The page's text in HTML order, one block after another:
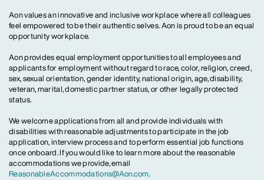
Aon values an innovative and inclusive workplace where all colleagues
feel empowered to be their authentic selves. Aon is proud to be an equal
opportunity workplace.
Aon provides equal employment opportunities to all employees and
applicants for employment without regard to race, color, religion, creed,
sex, sexual orientation, gender identity, national origin, age, disability,
veteran, marital, domestic partner status, or other legally protected
status.
We welcome applications from all and provide individuals with
disabilities with reasonable adjustments to participate in the job
application, interview process and to perform essential job functions
once onboard. If you would like to learn more about the reasonable
accommodations we provide, email
ReasonableAccommodations@Aon.com.